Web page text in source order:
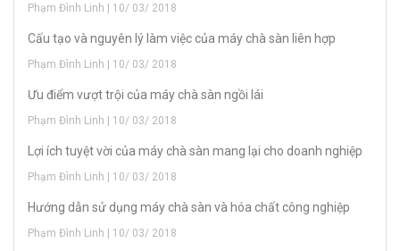
Phạm Đình Linh | 10/ 03/ 2018
Cấu tạo và nguyên lý làm việc của máy chà sàn liên hợp
Phạm Đình Linh | 10/ 03/ 2018
Ưu điểm vượt trội của máy chà sàn ngồi lái
Phạm Đình Linh | 10/ 03/ 2018
Lợi ích tuyệt vời của máy chà sàn mang lại cho doanh nghiệp
Phạm Đình Linh | 10/ 03/ 2018
Hướng dẫn sử dụng máy chà sàn và hóa chất công nghiệp
Phạm Đình Linh | 10/ 03/ 2018